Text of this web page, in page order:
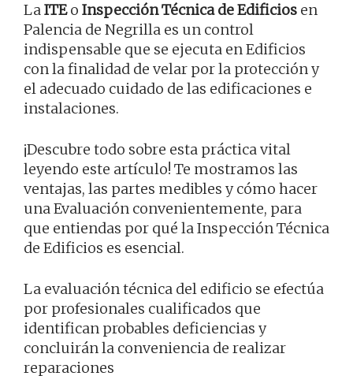
LaITEo Inspección Técnica de Edificios en
Palencia de Negrilla es un control
indispensable que se ejecuta en Edificios
con la finalidad de velar por la protección y
el adecuado cuidado de las edificaciones e
instalaciones.
¡Descubre todo sobre esta práctica vital
leyendo este artículo! Te mostramos las
ventajas, las partes medibles y cómo hacer
una Evaluación convenientemente, para
que entiendas por qué la Inspección Técnica
de Edificios es esencial.
La evaluación técnica del edificio se efectúa
por profesionales cualificados que
identifican probables deficiencias y
concluirán la conveniencia de realizar
reparaciones